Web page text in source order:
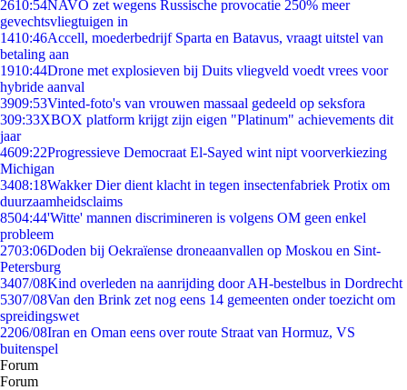
2610:54NAVO zet wegens Russische provocatie 250% meer
gevechtsvliegtuigen in
1410:46Accell, moederbedrijf Sparta en Batavus, vraagt uitstel van
betaling aan
1910:44Drone met explosieven bij Duits vliegveld voedt vrees voor
hybride aanval
3909:53Vinted-foto's van vrouwen massaal gedeeld op seksfora
309:33XBOX platform krijgt zijn eigen "Platinum" achievements dit
jaar
4609:22Progressieve Democraat El-Sayed wint nipt voorverkiezing
Michigan
3408:18Wakker Dier dient klacht in tegen insectenfabriek Protix om
duurzaamheidsclaims
8504:44'Witte' mannen discrimineren is volgens OM geen enkel
probleem
2703:06Doden bij Oekraïense droneaanvallen op Moskou en Sint-
Petersburg
3407/08Kind overleden na aanrijding door AH-bestelbus in Dordrecht
5307/08Van den Brink zet nog eens 14 gemeenten onder toezicht om
spreidingswet
2206/08Iran en Oman eens over route Straat van Hormuz, VS
buitenspel
Forum
Forum